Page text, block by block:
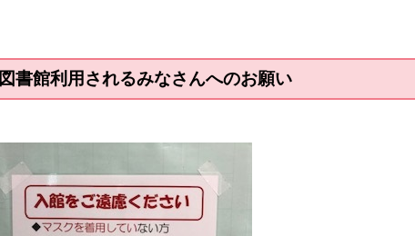
図書館利用されるみなさんへのお願い